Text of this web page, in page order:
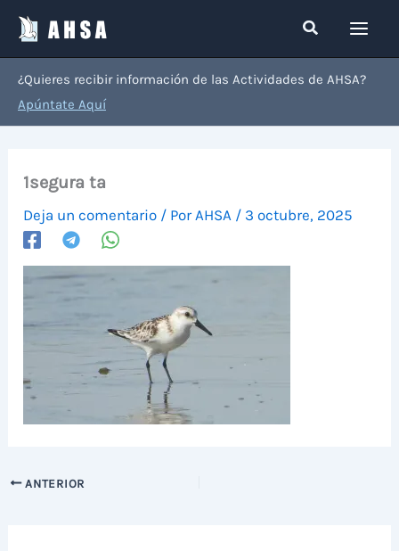
contenido
Buscar
¿Quieres recibir información de las Actividades de AHSA?
Apúntate Aquí
1segura ta
Deja un comentario / Por AHSA / 3 octubre, 2025
ANTERIOR